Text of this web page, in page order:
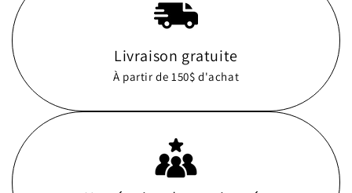
Livraison gratuite
À partir de 150$ d'achat